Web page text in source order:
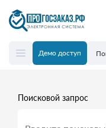
Демо доступ
Поисковой запрос